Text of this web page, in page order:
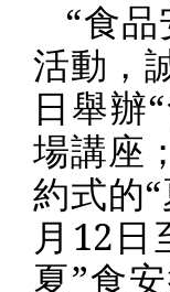
“食
活動，
日舉辦
場講座
約式的
月 12日
夏”食